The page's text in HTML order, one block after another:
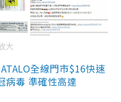
大
全線門市$16快速
病毒 準確性高達